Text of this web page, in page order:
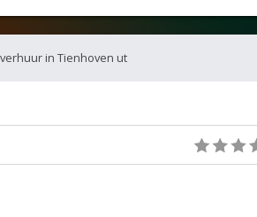
in Tienhoven ut